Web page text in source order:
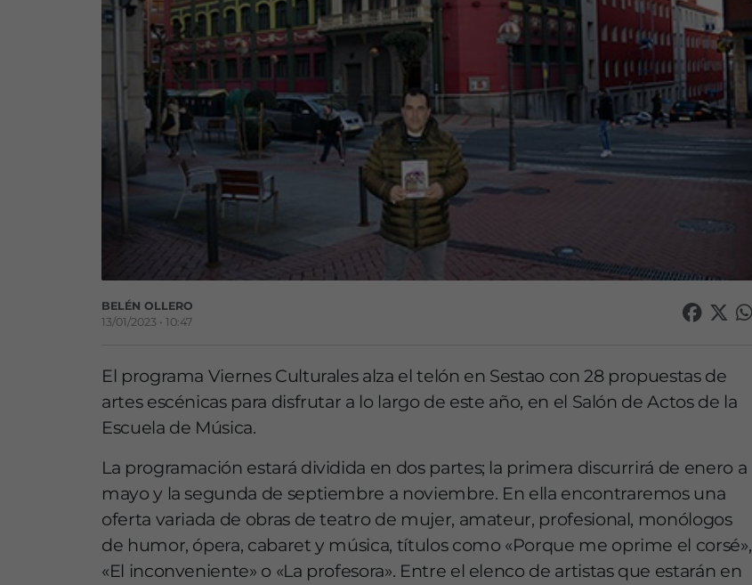
BELÉN OLLERO
13/01/2023 • 10:47
El programa Viernes Culturales alza el telón en Sestao con 28 propuestas de
artes escénicas para disfrutar a lo largo de este año, en el Salón de Actos de la
Escuela de Música.
La programación estará dividida en dos partes; la primera discurrirá de enero a
mayo y la segunda de septiembre a noviembre. En ella encontraremos una
oferta variada de obras de teatro de mujer, amateur, profesional, monólogos
de humor, ópera, cabaret y música, títulos como «Porque me oprime el corsé»,
«El inconveniente» o «La profesora». Entre el elenco de artistas que estarán en